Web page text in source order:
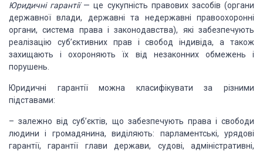
Юридичні гарантії—це сукупність правових засобів(органи
державної влади, державні та недержавні правоохо­ронні
органи, система права і законодавства), які забезпе­чують
реалізацію суб’єктивних прав і свобод індивіда, а також
захищають і охороняють їх від незаконних обмеженьі
порушень.
Юридичні гарантії можна класифікувати за різними
підставами:
– залежно від суб’єктів, що забезпечують права і свободи
людини і громадянина, виділяють: парламентські, урядові
гарантії, гарантії глави держави, судові, адміністративні,